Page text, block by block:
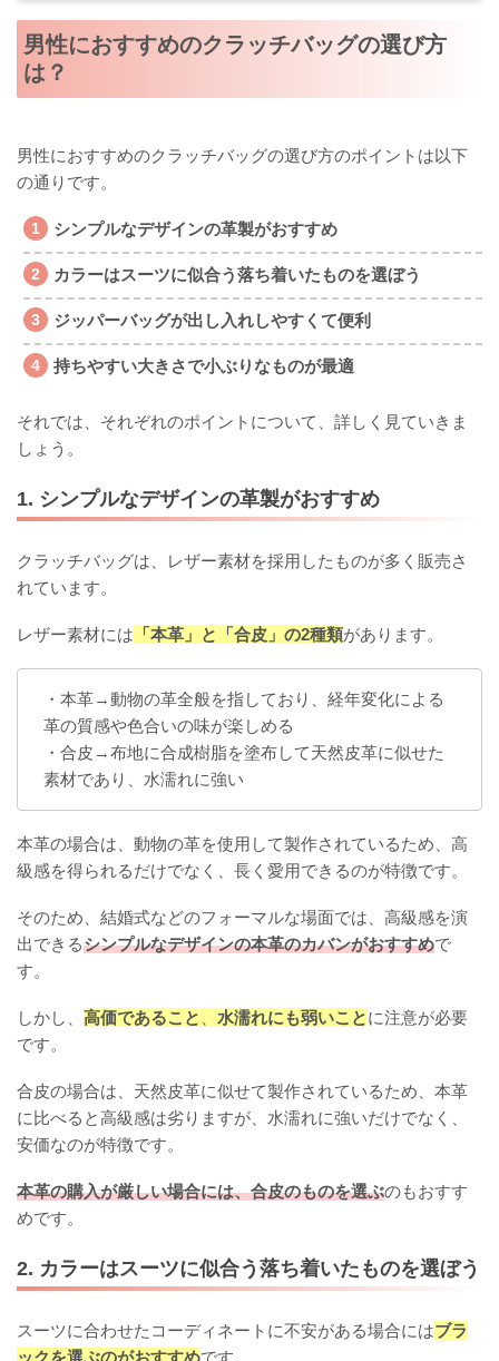
男性におすすめのクラッチバッグの選び方
は？
男性におすすめのクラッチバッグの選び方のポイントは以下
の通りです。
シンプルなデザインの革製がおすすめ
カラーはスーツに似合う落ち着いたものを選ぼう
ジッパーバッグが出し入れしやすくて便利
持ちやすい大きさで小ぶりなものが最適
それでは、それぞれのポイントについて、詳しく見ていきま
しょう。
1. シンプルなデザインの革製がおすすめ
クラッチバッグは、レザー素材を採用したものが多く販売さ
れています。
レザー素材には 「本革」と「合皮」の2種類があります。
・本革→動物の革全般を指しており、経年変化による
革の質感や色合いの味が楽しめる
・合皮→布地に合成樹脂を塗布して天然皮革に似せた
素材であり、水濡れに強い
本革の場合は、動物の革を使用して製作されているため、高
級感を得られるだけでなく、長く愛用できるのが特徴です。
そのため、結婚式などのフォーマルな場面では、高級感を演
出できるシンプルなデザインの本革のカバンがおすすめで
す。
しかし、 高価であること 水濡れにも弱いことに注意が必要
です。
合皮の場合は、天然皮革に似せて製作されているため、本革
に比べると高級感は劣りますが、水濡れに強いだけでなく、
安価なのが特徴です。
本革の購入が厳しい場合には、合皮のものを選ぶのもおすす
めです。
2. カラーはスーツに似合う落ち着いたものを選ぼう
スーツに合わせたコーディネートに不安がある場合にはブラ